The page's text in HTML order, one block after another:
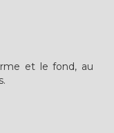
et le fond, au